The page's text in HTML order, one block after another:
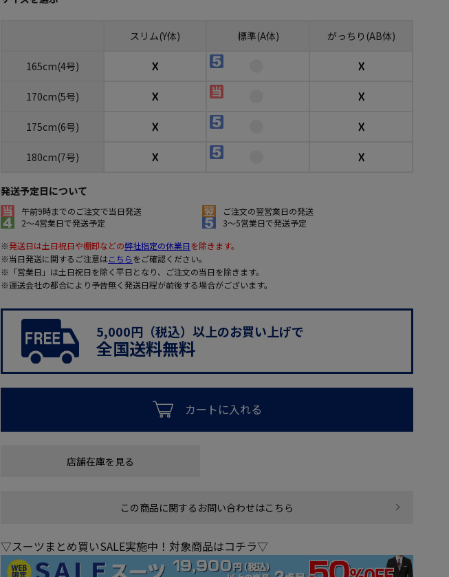
スリム(Y体) 標準(A体) がっちり(AB体)
165cm(4号) ☓ ☓
170cm(5号) ☓ ☓
175cm(6号) ☓ ☓
180cm(7号) ☓ ☓
発送予定日について
午前9時までのご注文で当日発送
ご注文の翌営業日の発送
2～4営業日で発送予定
3～5営業日で発送予定
※発送日は土日祝日や棚卸などの弊社指定の休業日を除きます。
※当日発送に関するご注意はこちらをご確認ください。
※「営業日」は土日祝日を除く平日となり、ご注文の当日を除きます。
※運送会社の都合により予告無く発送日程が前後する場合がございます。
5,000円（税込）以上のお買い上げで
全国送料無料
カートに入れる
店舗在庫を見る
この商品に関するお問い合わせはこちら
▽スーツまとめ買いSALE実施中！対象商品はコチラ▽